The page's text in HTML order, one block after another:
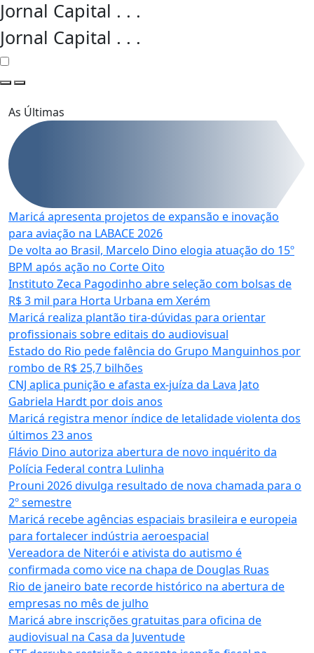
Jornal Capital . . .
Jornal Capital . . .
As Últimas
Maricá apresenta projetos de expansão e inovação
para aviação na LABACE 2026
De volta ao Brasil, Marcelo Dino elogia atuação do 15º
BPM após ação no Corte Oito
Instituto Zeca Pagodinho abre seleção com bolsas de
R$ 3 mil para Horta Urbana em Xerém
Maricá realiza plantão tira-dúvidas para orientar
profissionais sobre editais do audiovisual
Estado do Rio pede falência do Grupo Manguinhos por
rombo de R$ 25,7 bilhões
CNJ aplica punição e afasta ex-juíza da Lava Jato
Gabriela Hardt por dois anos
Maricá registra menor índice de letalidade violenta dos
últimos 23 anos
Flávio Dino autoriza abertura de novo inquérito da
Polícia Federal contra Lulinha
Prouni 2026 divulga resultado de nova chamada para o
2º semestre
Maricá recebe agências espaciais brasileira e europeia
para fortalecer indústria aeroespacial
Vereadora de Niterói e ativista do autismo é
confirmada como vice na chapa de Douglas Ruas
Rio de janeiro bate recorde histórico na abertura de
empresas no mês de julho
Maricá abre inscrições gratuitas para oficina de
audiovisual na Casa da Juventude